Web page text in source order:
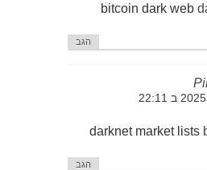
bitcoin dark web
הגב
darknet market lists
הגב